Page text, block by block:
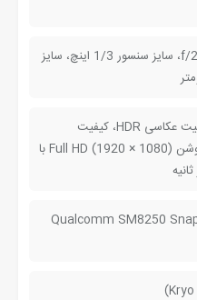
دریچه دیافراگم f/2.2، سایز سنسور 1/3 اینچ، سایز
دارای لنز واید، قابلیت عکاسی HDR، کیفیت
فیلمبرداری با رزولوشن (1080 × 1920) Full HD با
Qualcomm SM8250